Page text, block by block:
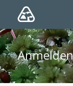
Anmelden